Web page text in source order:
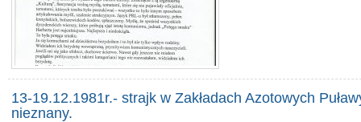
13-19.12.1981r.- strajk w Zakładach Azotowych
nieznany.